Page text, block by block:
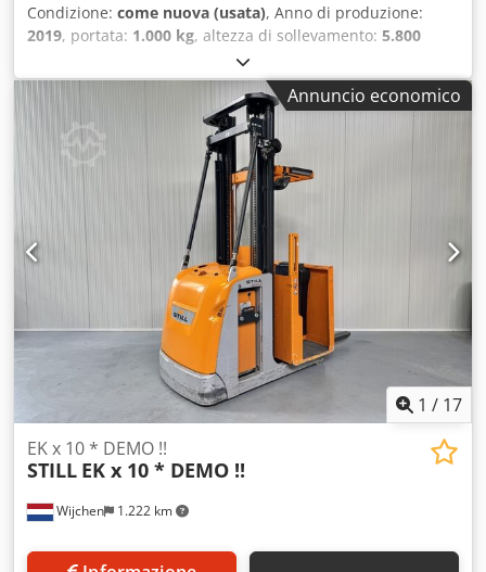
Condizione: come nuova (usata), Anno di produzione:
2019, portata: 1.000 kg, altezza di sollevamento: 5.800
2.450 mm
funzionamento:955 h, tipo di carburante:elettrico, tipo di
montante:
, Produttore + modello: STILL EK-X 24
Montante: 3F5800 ID: 25091.5029 Categoria: Demo
Montante: 3F Altezza abbassata: 2450 mm Altezza di
sollevamento: 5800 mm Portata: 1000 kg Altezza
piattaforma: 5250 mm Altezza picking: 6850 mm Dwsdpfx
Aszq Uhhsppja Sollevamento iniziale: Sì Larghezza cabina:
1200 mm Anno: 2019 Ore: 955 ore Batteria: 24 v / 840 ah
Opzioni: - Montante triplex - Sollevamento libero totale,
COME NUOVO!
Annuncio economico
1 / 17
Wijchen 1.222 km
EK x 10 * DEMO !!
STILL EK x 10 * DEMO !!